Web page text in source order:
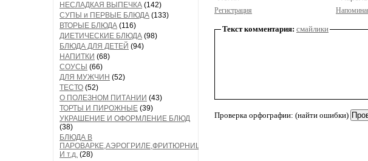
НЕСЛАДКАЯ ВЫПЕЧКА (142)
СУПЫ и ПЕРВЫЕ БЛЮДА (133)
ВТОРЫЕ БЛЮДА (116)
ДИЕТИЧЕСКИЕ БЛЮДА (98)
БЛЮДА ДЛЯ ДЕТЕЙ (94)
НАПИТКИ (68)
СОУСЫ (66)
ДЛЯ МУЖЧИН (52)
ТЕСТО (52)
О ПОЛЕЗНОМ ПИТАНИИ (43)
ТОРТЫ И ПИРОЖНЫЕ (39)
УКРАШЕНИЕ И ОФОРМЛЕНИЕ БЛЮД
(38)
БЛЮДА В
ПАРОВАРКЕ,АЭРОГРИЛЕ,ФРИТЮРНИЦЕ
И т.д. (28)
Регистрация
Текст комментария: смайлики
Проверка орфографии: (найти ошибки)